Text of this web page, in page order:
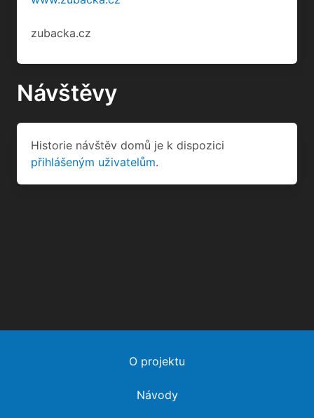
zubacka.cz
Návštěvy
Historie návštěv domů je k dispozici
přihlášeným uživatelům.
O projektu
Návody